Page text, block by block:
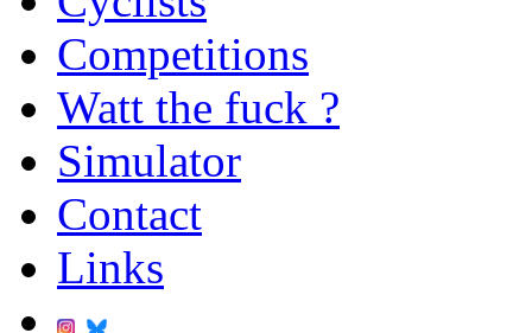
Competitions
Watt the fuck ?
Simulator
Contact
Links